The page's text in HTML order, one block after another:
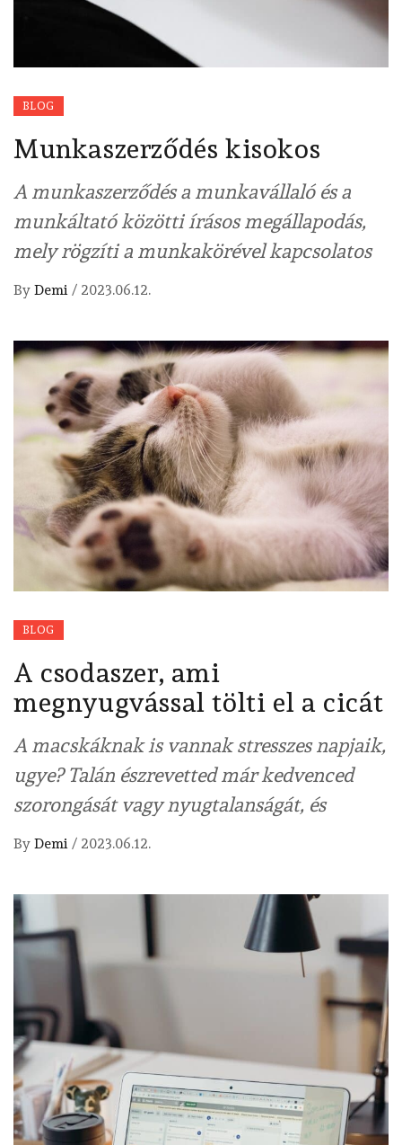
BLOG
Munkaszerződés kisokos
A munkaszerződés a munkavállaló és a
munkáltató közötti írásos megállapodás,
mely rögzíti a munkakörével kapcsolatos
By Demi / 2023.06.12.
BLOG
A csodaszer, ami
megnyugvással tölti el a cicát
A macskáknak is vannak stresszes napjaik,
ugye? Talán észrevetted már kedvenced
szorongását vagy nyugtalanságát, és
By Demi / 2023.06.12.